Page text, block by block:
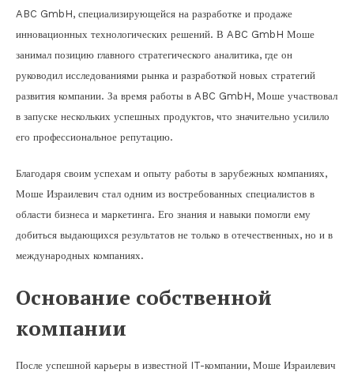
ABC GmbH, специализирующейся на разработке и продаже
инновационных технологических решений. В ABC GmbH Моше
занимал позицию главного стратегического аналитика, где он
руководил исследованиями рынка и разработкой новых стратегий
развития компании. За время работы в ABC GmbH, Моше участвовал
в запуске нескольких успешных продуктов, что значительно усилило
его профессиональное репутацию.
Благодаря своим успехам и опыту работы в зарубежных компаниях,
Моше Израилевич стал одним из востребованных специалистов в
области бизнеса и маркетинга. Его знания и навыки помогли ему
добиться выдающихся результатов не только в отечественных, но и в
международных компаниях.
Основание собственной
компании
После успешной карьеры в известной IT-компании, Моше Израилевич